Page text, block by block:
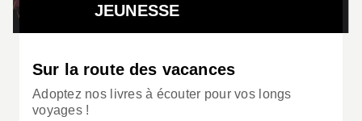
JEUNESSE
Sur la route des vacances
Adoptez nos livres à écouter pour vos longs
voyages !